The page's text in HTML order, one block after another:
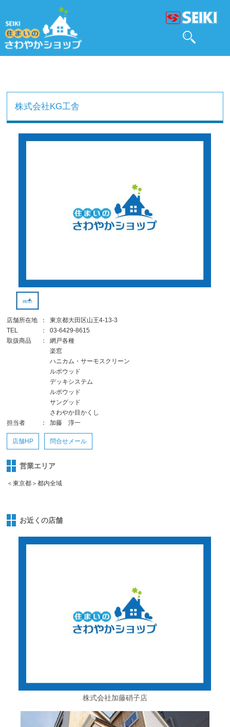
株式会社KG工舎
店舗所在地 ：
東京都大田区山王4-13-3
TEL
：
03-6429-8615
取扱商品
：
網戸各種
楽窓
ハニカム・サーモスクリーン
ルポウッド
デッキシステム
ルポウッド
サングッド
さわやか目かくし
担当者
： 加藤 淳一
店舗HP 問合せメール
営業エリア
＜東京都＞都内全域
お近くの店舗
株式会社加藤硝子店